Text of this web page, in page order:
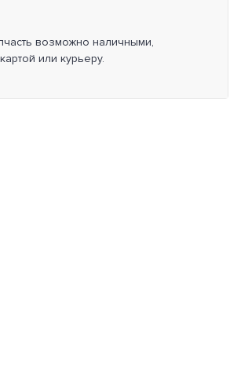
возможно наличными,
или курьеру.